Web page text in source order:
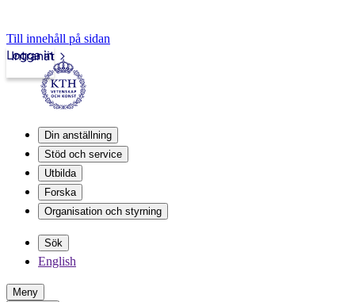
Till innehåll på sidan
Intranät
Logga in
Din anställning
Stöd och service
Utbilda
Forska
Organisation och styrning
Sök
English
Meny